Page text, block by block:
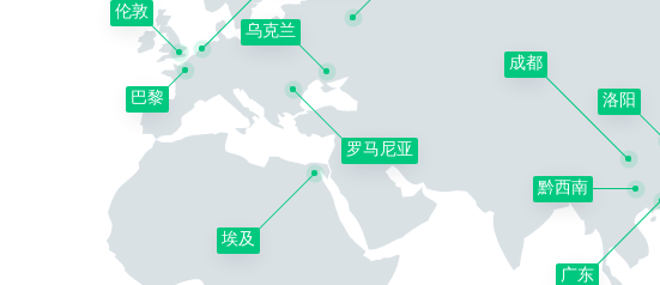
成都
广东
黔西南
洛阳
伦敦
巴黎
乌克兰
罗马尼亚
埃及